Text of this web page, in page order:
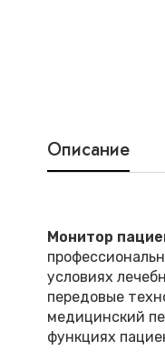
Описание
Монитор
условиях
передовые
медицинский
функциях